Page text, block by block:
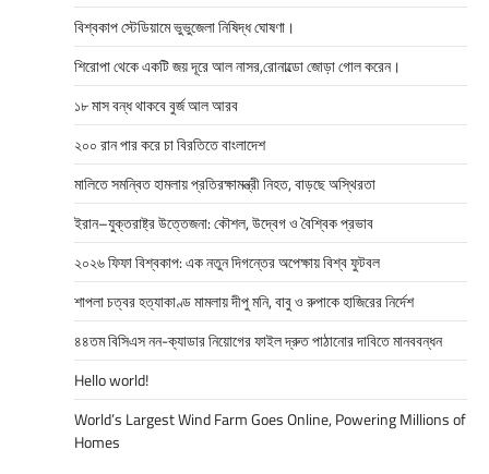
বিশ্বকাপ স্টেডিয়ামে ভুভুজেলা নিষিদ্ধ ঘোষণা।
শিরোপা থেকে একটি জয় দূরে আল নাসর,রোনাল্ডো জোড়া গোল করেন।
১৮ মাস বন্ধ থাকবে বুর্জ আল আরব
২০০ রান পার করে চা বিরতিতে বাংলাদেশ
মালিতে সমন্বিত হামলায় প্রতিরক্ষামন্ত্রী নিহত, বাড়ছে অস্থিরতা
ইরান–যুক্তরাষ্ট্র উত্তেজনা: কৌশল, উদ্বেগ ও বৈশ্বিক প্রভাব
২০২৬ ফিফা বিশ্বকাপ: এক নতুন দিগন্তের অপেক্ষায় বিশ্ব ফুটবল
শাপলা চত্বর হত্যাকাণ্ড মামলায় দীপু মনি, বাবু ও রুপাকে হাজিরের নির্দেশ
৪৪তম বিসিএস নন-ক্যাডার নিয়োগের ফাইল দ্রুত পাঠানোর দাবিতে মানববন্ধন
Hello world!
World’s Largest Wind Farm Goes Online, Powering Millions of
Homes